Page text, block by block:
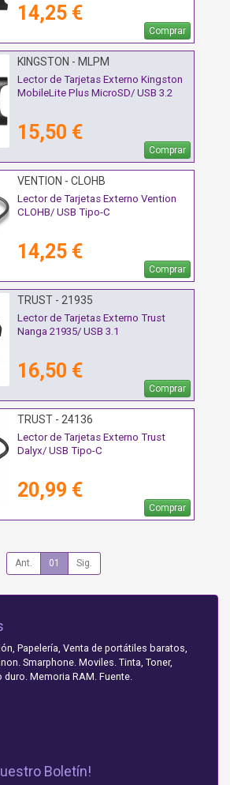
14,25 €
Comprar
KINGSTON - MLPM
Lector de Tarjetas Externo Kingston
MobileLite Plus MicroSD/ USB 3.2
15,50 €
Comprar
VENTION - CLOHB
Lector de Tarjetas Externo Vention
CLOHB/ USB Tipo-C
14,25 €
Comprar
TRUST - 21935
Lector de Tarjetas Externo Trust
Nanga 21935/ USB 3.1
16,50 €
Comprar
TRUST - 24136
Lector de Tarjetas Externo Trust
Dalyx/ USB Tipo-C
20,99 €
Comprar
Ant. 01 Sig.
Papelería, Venta de portátiles baratos,
Smarphone. Moviles. Tinta, Toner,
Memoria RAM. Fuente.
Boletín!